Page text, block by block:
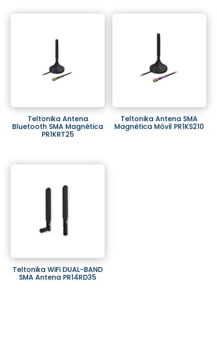
Teltonika Antena
Bluetooth SMA Magnética
PR1KRT25
Teltonika Antena SMA
Magnética Móvil PR1KS210
Teltonika WiFi DUAL-BAND
SMA Antena PR14RD35